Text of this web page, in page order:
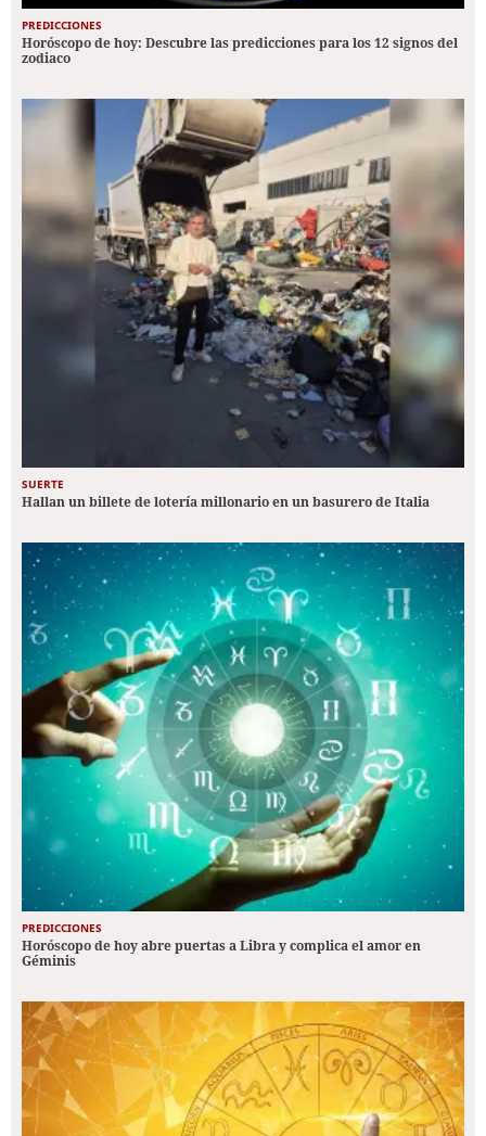
PREDICCIONES
Horóscopo de hoy: Descubre las predicciones para los 12 signos del
zodiaco
SUERTE
Hallan un billete de lotería millonario en un basurero de Italia
PREDICCIONES
Horóscopo de hoy abre puertas a Libra y complica el amor en
Géminis